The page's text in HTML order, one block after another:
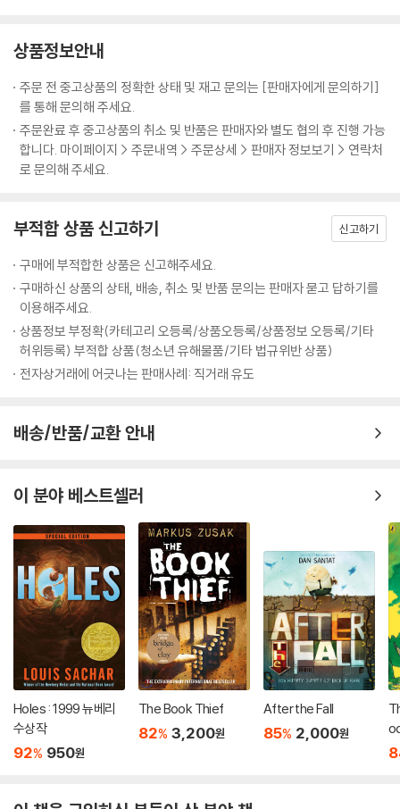
상품정보안내
주문 전 중고상품의 정확한 상태 및 재고 문의는 [판매자에게 문의하기]
를 통해 문의해 주세요.
주문완료 후 중고상품의 취소 및 반품은 판매자와 별도 협의 후 진행 가능
합니다. 마이페이지 > 주문내역 > 주문상세 > 판매자 정보보기 > 연락처
로 문의해 주세요.
부적합 상품 신고하기 신고하기
구매에 부적합한 상품은 신고해주세요.
구매하신 상품의 상태, 배송, 취소 및 반품 문의는 판매자 묻고 답하기를
이용해주세요.
상품정보 부정확(카테고리 오등록/상품오등록/상품정보 오등록/기타
허위등록) 부적합 상품(청소년 유해물품/기타 법규위반 상품)
전자상거래에 어긋나는 판매사례: 직거래 유도
배송/반품/교환 안내
이 분야 베스트셀러
Holes : 1999 뉴베리
수상작
92% 950원
The Book Thief
82% 3,200원
After the Fall
85% 2,000원